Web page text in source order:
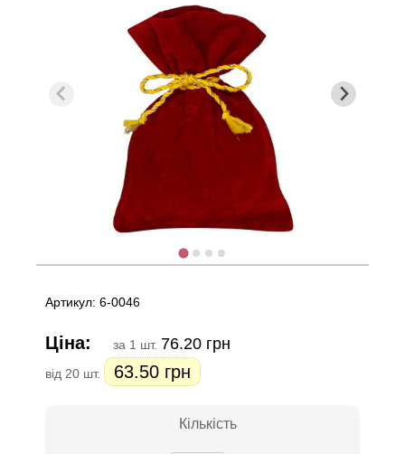
Артикул: 6-0046
Ціна: за 1 шт. 76.20 грн
від 20 шт. 63.50 грн
Кількість